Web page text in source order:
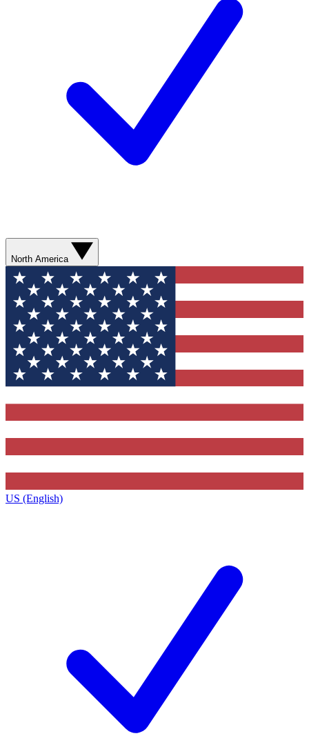
North America
US (English)